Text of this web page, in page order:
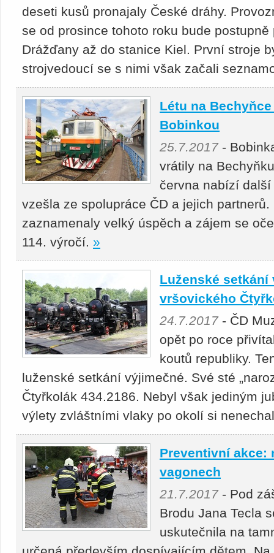
deseti kusů pronajaly České dráhy.
se od prosince tohoto roku bude
Drážďany až do stanice Kiel. První stroje
strojvedoucí se s nimi však začali
Létu na
Bobinkou
25.7.2017-
vrátily na
června nabízí
vzešla ze spolupráce ČD a jejich
zaznamenaly velký úspěch a zájem se
114. výročí. »
Luženské setkání
vršovického
24.7.2017- ČD
opět po roce
koutů republiky.
luženské setkání výjimečné. Své sté
Čtyřkolák 434.2186. Nebyl však jediným
výlety zvláštními vlaky po okolí si
Preventivní akce:
vagonech
21.7.2017- Pod
Brodu Jana Tecla
uskutečnila na